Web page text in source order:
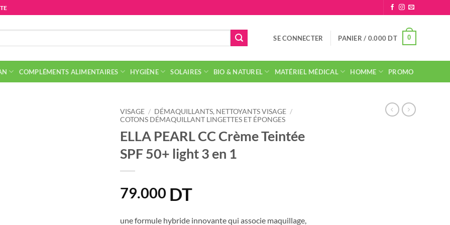
SE CONNECTER PANIER / 0.000 DT 0
COMPLÉMENTS ALIMENTAIRES HYGIÈNE SOLAIRES BIO & NATUREL MATÉRIEL MÉDICAL HOMME PROMO
VISAGE / DÉMAQUILLANTS, NETTOYANTS VISAGE /
COTONS DÉMAQUILLANT LINGETTES ET ÉPONGES
ELLA PEARL CC Crème Teintée
SPF 50+ light 3 en 1
79.000 DT
une formule hybride innovante qui associe maquillage,